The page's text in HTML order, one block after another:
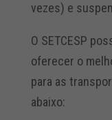
vezes) e
O SETCESP
oferecer o
para as
abaixo: